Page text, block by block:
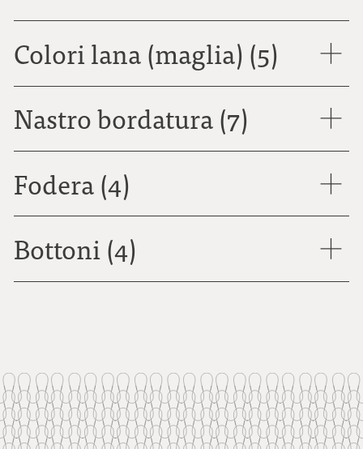
Colori lana (maglia) (5)
Nastro bordatura (7)
Fodera (4)
Bottoni (4)